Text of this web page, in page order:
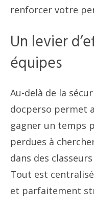
renforcer votre
Un levier
équipes
Au-delà de la
docperso permet
gagner un temps
perdues à
dans des
Tout est
et parfaitement